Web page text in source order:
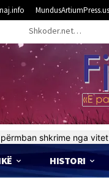
MundusArtiumPress.us
Shkoder.net…
përmban shkrime nga vitet
HISTORI